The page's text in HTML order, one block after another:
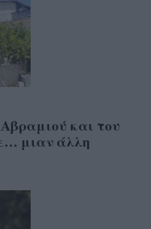
και του
μιαν άλλη